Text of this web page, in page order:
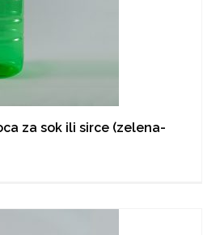
za sok ili sirce (zelena-